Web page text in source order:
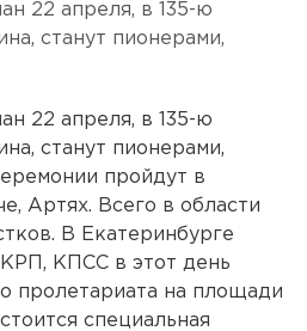
22 апреля, в 135-ю
станут пионерами,
22 апреля, в 135-ю
станут пионерами,
пройдут в
Артях. Всего в области
В Екатеринбурге
КПСС в этот день
пролетариата на площади
специальная